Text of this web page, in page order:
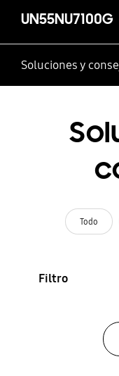
UN55NU7100G
Soluciones y
Todo
Filtro